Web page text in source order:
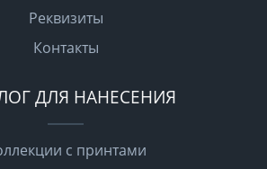
Реквизиты
Контакты
ДЛЯ НАНЕСЕНИЯ
с принтами